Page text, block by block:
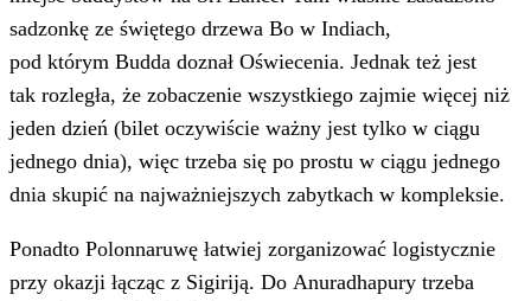
sadzonkę ze świętego drzewa Bo w Indiach,
pod którym Budda doznał Oświecenia. Jednak też jest
tak rozległa, że zobaczenie wszystkiego zajmie więcej niż
jeden dzień (bilet oczywiście ważny jest tylko w ciągu
jednego dnia), więc trzeba się po prostu w ciągu jednego
dnia skupić na najważniejszych zabytkach w kompleksie.
Ponadto Polonnaruwę łatwiej zorganizować logistycznie
przy okazji łącząc z Sigiriją. Do Anuradhapury trzeba